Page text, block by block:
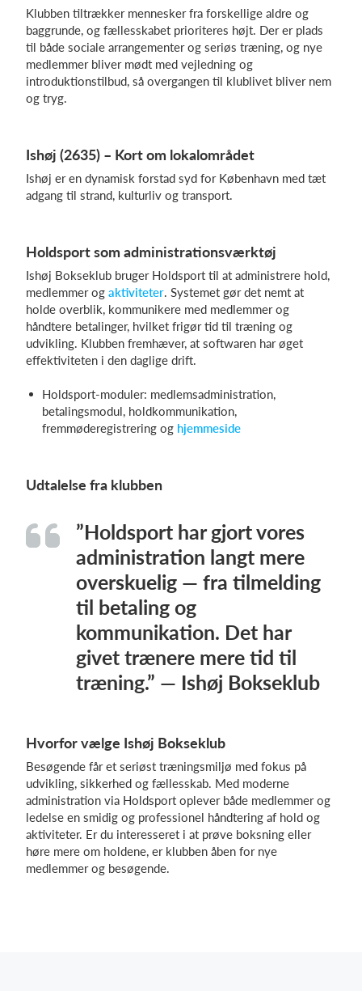
Klubben tiltrækker mennesker fra forskellige aldre og
baggrunde, og fællesskabet prioriteres højt. Der er plads
til både sociale arrangementer og seriøs træning, og nye
medlemmer bliver mødt med vejledning og
introduktionstilbud, så overgangen til klublivet bliver nem
og tryg.
Ishøj (2635) – Kort om lokalområdet
Ishøj er en dynamisk forstad syd for København med tæt
adgang til strand, kulturliv og transport.
Holdsport som administrationsværktøj
Ishøj Bokseklub bruger Holdsport til at administrere hold,
medlemmer og aktiviteter. Systemet gør det nemt at
holde overblik, kommunikere med medlemmer og
håndtere betalinger, hvilket frigør tid til træning og
udvikling. Klubben fremhæver, at softwaren har øget
effektiviteten i den daglige drift.
Holdsport-moduler: medlemsadministration,
betalingsmodul, holdkommunikation,
fremmøderegistrering og hjemmeside
Udtalelse fra klubben
”Holdsport har gjort vores
administration langt mere
overskuelig — fra tilmelding
til betaling og
kommunikation. Det har
givet trænere mere tid til
træning.” — Ishøj Bokseklub
Hvorfor vælge Ishøj Bokseklub
Besøgende får et seriøst træningsmiljø med fokus på
udvikling, sikkerhed og fællesskab. Med moderne
administration via Holdsport oplever både medlemmer og
ledelse en smidig og professionel håndtering af hold og
aktiviteter. Er du interesseret i at prøve boksning eller
høre mere om holdene, er klubben åben for nye
medlemmer og besøgende.